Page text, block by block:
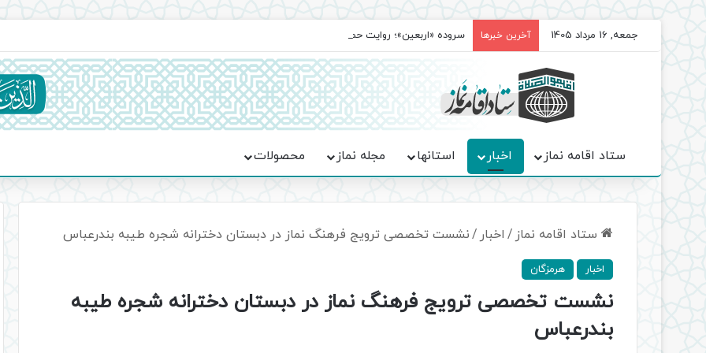
جمعه, 16 مرداد 1405 آخرین خبرها سروده‌ «اربعین»؛ روایت حماسه، استقامت و تمدن‌سازی امت اسلامی
ستاد اقامه نماز اخبار استانها مجله نماز محصولات
ستاد اقامه نماز / اخبار /نشست تخصصی ترویج فرهنگ نماز در دبستان دخترانه شجره طیبه بندرعباس
اخبار هرمزگان
نشست تخصصی ترویج فرهنگ نماز در دبستان دخترانه شجره طیبه
بندرعباس